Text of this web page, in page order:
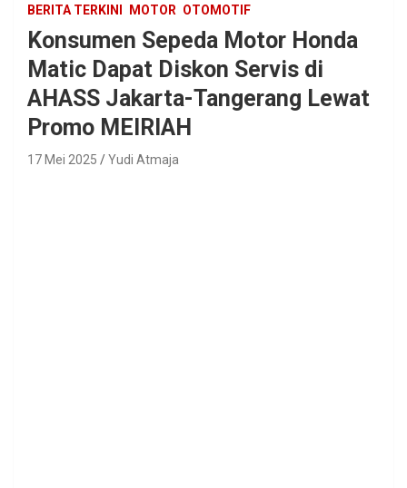
BERITA TERKINI MOTOR OTOMOTIF
Konsumen Sepeda Motor Honda
Matic Dapat Diskon Servis di
AHASS Jakarta-Tangerang Lewat
Promo MEIRIAH
17 Mei 2025 Yudi Atmaja